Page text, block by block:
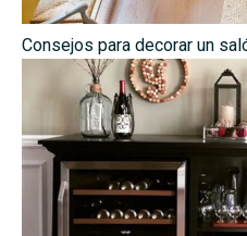
Consejos para decorar un